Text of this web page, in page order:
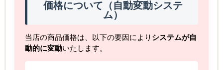
価格について（自動変動システ
ム）
当店の商品価格は、以下の要因により システムが自
動的に変動いたします。